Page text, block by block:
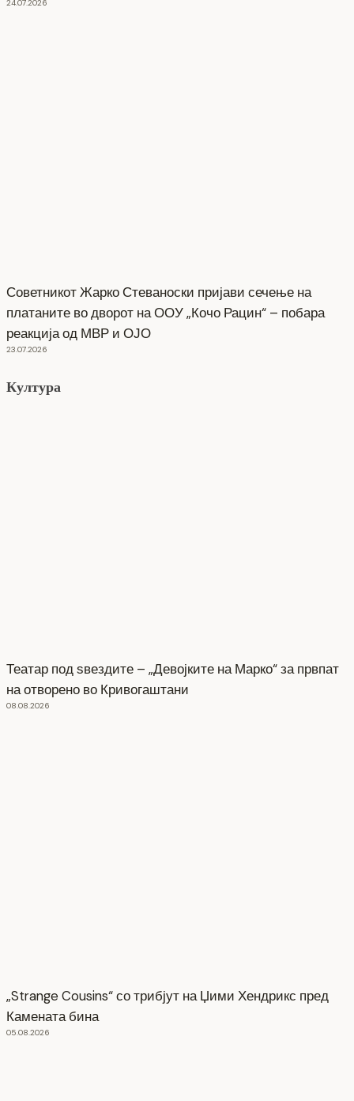
24.07.2026
Советникот Жарко Стеваноски пријави сечење на
платаните во дворот на ООУ „Кочо Рацин“ – побара
реакција од МВР и ОЈО
23.07.2026
Култура
Театар под ѕвездите – „Девојките на Марко“ за првпат
на отворено во Кривогаштани
08.08.2026
„Strange Cousins“ со трибјут на Џими Хендрикс пред
Камената бина
05.08.2026